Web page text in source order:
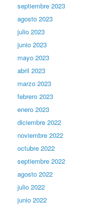
septiembre 2023
agosto 2023
julio 2023
junio 2023
mayo 2023
abril 2023
marzo 2023
febrero 2023
enero 2023
diciembre 2022
noviembre 2022
octubre 2022
septiembre 2022
agosto 2022
julio 2022
junio 2022